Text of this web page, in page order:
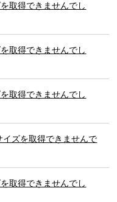
取得できませんでし
取得できませんでし
取得できませんでし
ズを取得できませんで
取得できませんでし